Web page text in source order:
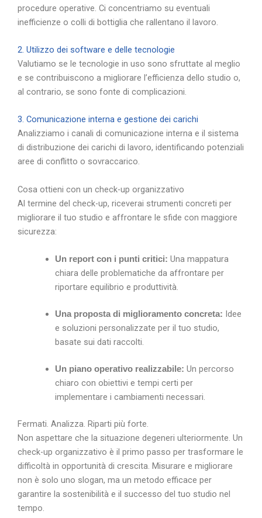
procedure operative. Ci concentriamo su eventuali
inefficienze o colli di bottiglia che rallentano il lavoro.
2. Utilizzo dei software e delle tecnologie
Valutiamo se le tecnologie in uso sono sfruttate al meglio
e se contribuiscono a migliorare l’efficienza dello studio o,
al contrario, se sono fonte di complicazioni.
3. Comunicazione interna e gestione dei carichi
Analizziamo i canali di comunicazione interna e il sistema
di distribuzione dei carichi di lavoro, identificando potenziali
aree di conflitto o sovraccarico.
Cosa ottieni con un check-up organizzativo
Al termine del check-up, riceverai strumenti concreti per
migliorare il tuo studio e affrontare le sfide con maggiore
sicurezza:
Un report con i punti critici: Una mappatura
chiara delle problematiche da affrontare per
riportare equilibrio e produttività.
Una proposta di miglioramento concreta: Idee
e soluzioni personalizzate per il tuo studio,
basate sui dati raccolti.
Un piano operativo realizzabile: Un percorso
chiaro con obiettivi e tempi certi per
implementare i cambiamenti necessari.
Fermati. Analizza. Riparti più forte.
Non aspettare che la situazione degeneri ulteriormente. Un
check-up organizzativo è il primo passo per trasformare le
difficoltà in opportunità di crescita. Misurare e migliorare
non è solo uno slogan, ma un metodo efficace per
garantire la sostenibilità e il successo del tuo studio nel
tempo.